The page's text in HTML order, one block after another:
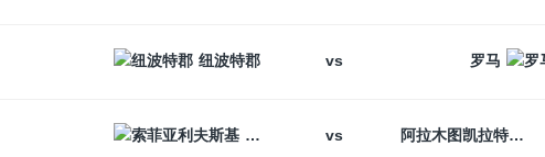
纽波特郡 vs 罗马
索菲亚利夫斯基
vs 阿拉木图凯拉特